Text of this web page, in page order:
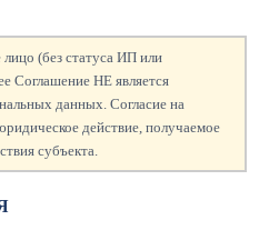
(без статуса ИП или
Соглашение НЕ является
данных. Согласие на
действие, получаемое
субъекта.